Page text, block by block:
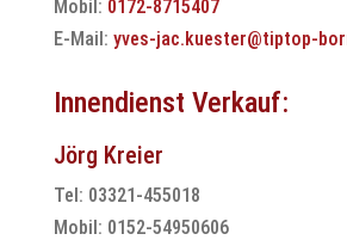
Mobil: 0172-8715407
E-Mail: yves-jac.kuester@tiptop-
Innendienst Verkauf:
Jörg Kreier
Tel: 03321-455018
Mobil: 0152-54950606